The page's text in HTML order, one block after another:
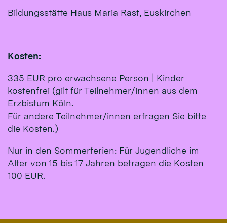
Bildungsstätte Haus Maria Rast, Euskirchen
Kosten:
335 EUR pro erwachsene Person | Kinder
kostenfrei (gilt für Teilnehmer/innen aus dem
Erzbistum Köln.
Für andere Teilnehmer/innen erfragen Sie bitte
die Kosten.)
Nur in den Sommerferien: Für Jugendliche im
Alter von 15 bis 17 Jahren betragen die Kosten
100 EUR.